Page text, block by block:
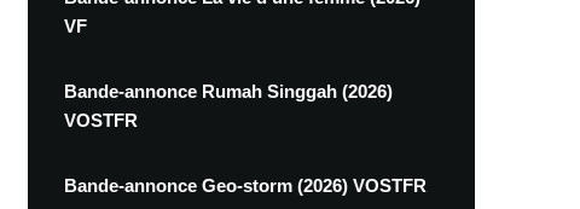
VF
Bande-annonce Rumah Singgah (2026)
VOSTFR
Bande-annonce Geo-storm (2026) VOSTFR